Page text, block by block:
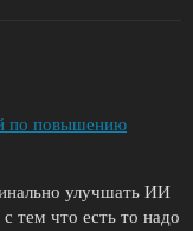
по повышению
улучшать ИИ
тем что есть то надо